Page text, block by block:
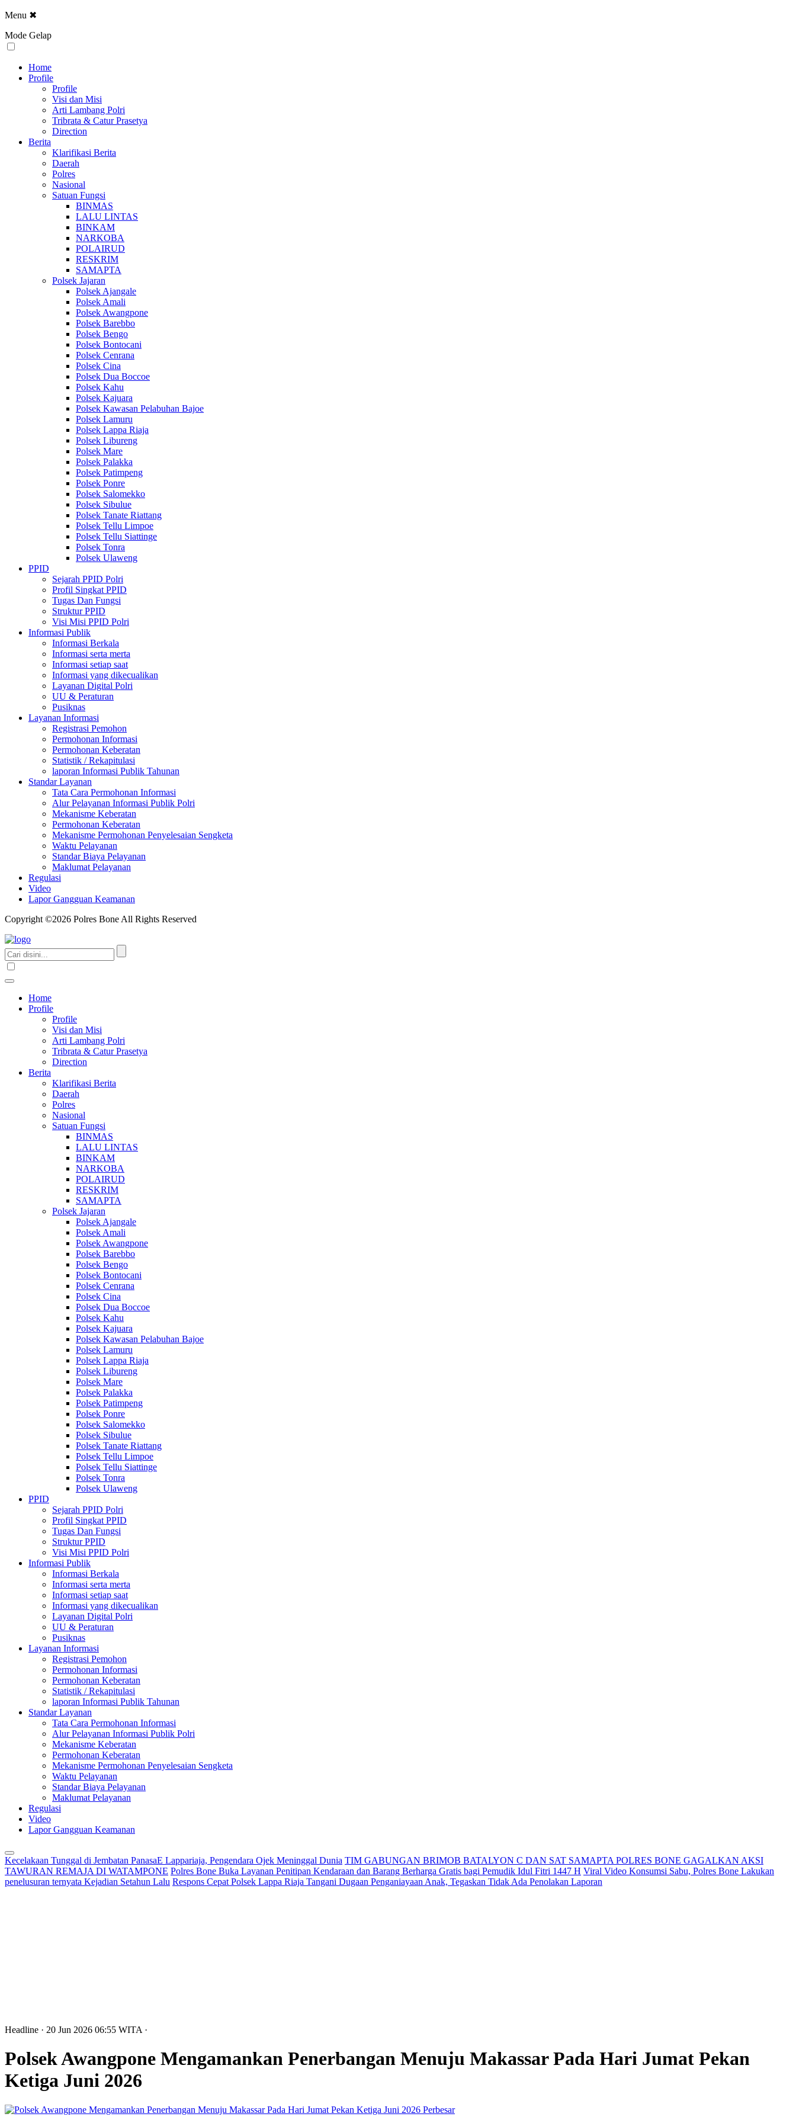
Menu ✖
Mode Gelap
Home
Profile
Profile
Visi dan Misi
Arti Lambang Polri
Tribrata & Catur Prasetya
Direction
Berita
Klarifikasi Berita
Daerah
Polres
Nasional
Satuan Fungsi
BINMAS
LALU LINTAS
BINKAM
NARKOBA
POLAIRUD
RESKRIM
SAMAPTA
Polsek Jajaran
Polsek Ajangale
Polsek Amali
Polsek Awangpone
Polsek Barebbo
Polsek Bengo
Polsek Bontocani
Polsek Cenrana
Polsek Cina
Polsek Dua Boccoe
Polsek Kahu
Polsek Kajuara
Polsek Kawasan Pelabuhan Bajoe
Polsek Lamuru
Polsek Lappa Riaja
Polsek Libureng
Polsek Mare
Polsek Palakka
Polsek Patimpeng
Polsek Ponre
Polsek Salomekko
Polsek Sibulue
Polsek Tanate Riattang
Polsek Tellu Limpoe
Polsek Tellu Siattinge
Polsek Tonra
Polsek Ulaweng
PPID
Sejarah PPID Polri
Profil Singkat PPID
Tugas Dan Fungsi
Struktur PPID
Visi Misi PPID Polri
Informasi Publik
Informasi Berkala
Informasi serta merta
Informasi setiap saat
Informasi yang dikecualikan
Layanan Digital Polri
UU & Peraturan
Pusiknas
Layanan Informasi
Registrasi Pemohon
Permohonan Informasi
Permohonan Keberatan
Statistik / Rekapitulasi
laporan Informasi Publik Tahunan
Standar Layanan
Tata Cara Permohonan Informasi
Alur Pelayanan Informasi Publik Polri
Mekanisme Keberatan
Permohonan Keberatan
Mekanisme Permohonan Penyelesaian Sengketa
Waktu Pelayanan
Standar Biaya Pelayanan
Maklumat Pelayanan
Regulasi
Video
Lapor Gangguan Keamanan
Copyright ©2026 Polres Bone All Rights Reserved
Home
Profile
Profile
Visi dan Misi
Arti Lambang Polri
Tribrata & Catur Prasetya
Direction
Berita
Klarifikasi Berita
Daerah
Polres
Nasional
Satuan Fungsi
BINMAS
LALU LINTAS
BINKAM
NARKOBA
POLAIRUD
RESKRIM
SAMAPTA
Polsek Jajaran
Polsek Ajangale
Polsek Amali
Polsek Awangpone
Polsek Barebbo
Polsek Bengo
Polsek Bontocani
Polsek Cenrana
Polsek Cina
Polsek Dua Boccoe
Polsek Kahu
Polsek Kajuara
Polsek Kawasan Pelabuhan Bajoe
Polsek Lamuru
Polsek Lappa Riaja
Polsek Libureng
Polsek Mare
Polsek Palakka
Polsek Patimpeng
Polsek Ponre
Polsek Salomekko
Polsek Sibulue
Polsek Tanate Riattang
Polsek Tellu Limpoe
Polsek Tellu Siattinge
Polsek Tonra
Polsek Ulaweng
PPID
Sejarah PPID Polri
Profil Singkat PPID
Tugas Dan Fungsi
Struktur PPID
Visi Misi PPID Polri
Informasi Publik
Informasi Berkala
Informasi serta merta
Informasi setiap saat
Informasi yang dikecualikan
Layanan Digital Polri
UU & Peraturan
Pusiknas
Layanan Informasi
Registrasi Pemohon
Permohonan Informasi
Permohonan Keberatan
Statistik / Rekapitulasi
laporan Informasi Publik Tahunan
Standar Layanan
Tata Cara Permohonan Informasi
Alur Pelayanan Informasi Publik Polri
Mekanisme Keberatan
Permohonan Keberatan
Mekanisme Permohonan Penyelesaian Sengketa
Waktu Pelayanan
Standar Biaya Pelayanan
Maklumat Pelayanan
Regulasi
Video
Lapor Gangguan Keamanan
Kecelakaan Tunggal di Jembatan PanasaE Lappariaja, Pengendara Ojek Meninggal Dunia TIM GABUNGAN BRIMOB BATALYON C DAN SAT SAMAPTA POLRES BONE GAGALKAN AKSI
TAWURAN REMAJA DI WATAMPONE Polres Bone Buka Layanan Penitipan Kendaraan dan Barang Berharga Gratis bagi Pemudik Idul Fitri 1447 H Viral Video Konsumsi Sabu, Polres Bone Lakukan
penelusuran ternyata Kejadian Setahun Lalu Respons Cepat Polsek Lappa Riaja Tangani Dugaan Penganiayaan Anak, Tegaskan Tidak Ada Penolakan Laporan
Headline · 20 Jun 2026 06:55 WITA ·
Polsek Awangpone Mengamankan Penerbangan Menuju Makassar Pada Hari Jumat Pekan
Ketiga Juni 2026
Perbesar